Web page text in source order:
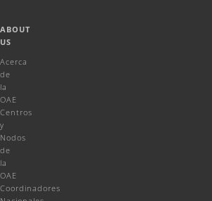
ABOUT
US
Acerca
de
la
OAE
Centros
y
Nodos
de
la
OAE
Coordinadores